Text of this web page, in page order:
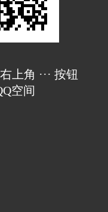
上角 ··· 按钮
空间